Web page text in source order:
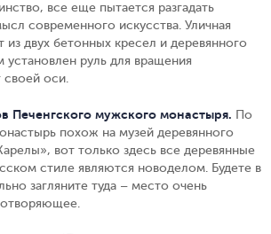
все еще пытается разгадать
современного искусства. Уличная
из двух бетонных кресел и деревянного
установлен руль для вращения
своей оси.
Печенгского мужского монастыря. По
похож на музей деревянного
вот только здесь все деревянные
стиле являются новоделом. Будете в
загляните туда – место очень